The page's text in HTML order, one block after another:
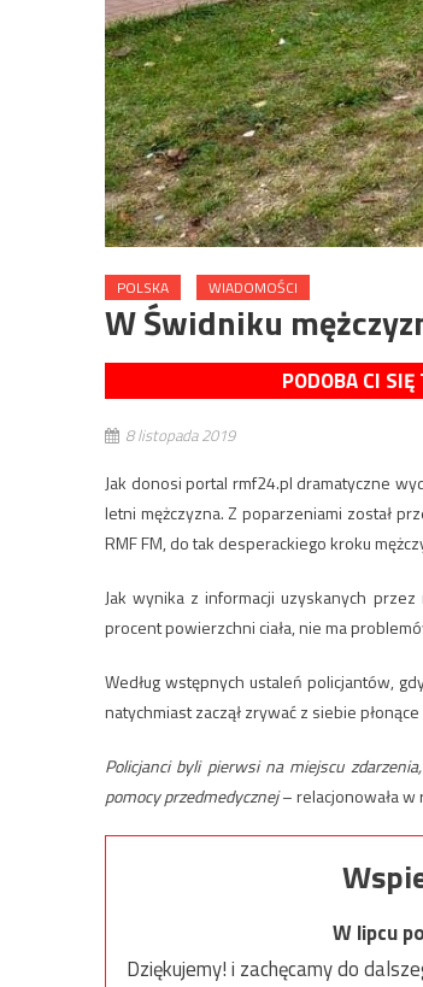
POLSKA WIADOMOŚCI
W Świdniku
PODOBA CI
8 listopada 2019
Jak donosi portal rmf24.pl dramatyczne
letni mężczyzna. Z poparzeniami został
RMF FM, do tak desperackiego kroku
Jak wynika z informacji uzyskanych
procent powierzchni ciała, nie ma
Według wstępnych ustaleń policjantów,
natychmiast zaczął zrywać z siebie
Policjanci byli pierwsi na miejscu
pomocy przedmedycznej– relacjonowała w
W lipcu
Dziękujemy! i zachęcamy do